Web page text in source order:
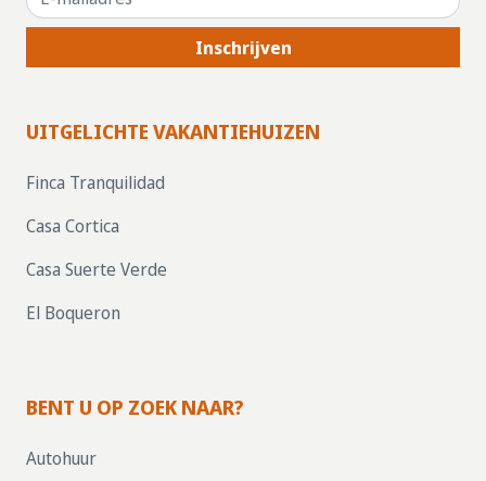
Inschrijven
UITGELICHTE VAKANTIEHUIZEN
Finca Tranquilidad
Casa Cortica
Casa Suerte Verde
El Boqueron
BENT U OP ZOEK NAAR?
Autohuur